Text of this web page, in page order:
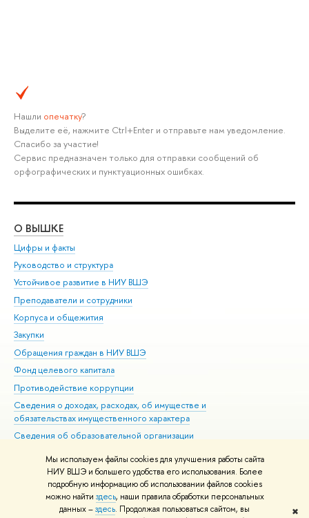
Мы используем файлы cookies для улучшения работы сайта
НИУ ВШЭ и большего удобства его использования. Более
подробную информацию об использовании файлов cookies
можно найти здесь, наши правила обработки персональных
данных –здесь. Продолжая пользоваться сайтом, вы
✖
Нашли опечатку?
Выделите её, нажмите Ctrl+Enter и отправьте нам уведомление.
Спасибо за участие!
Сервис предназначен только для отправки сообщений об
орфографических и пунктуационных ошибках.
О ВЫШКЕ
Цифры и факты
Руководство и структура
Устойчивое развитие в НИУ ВШЭ
Преподаватели и сотрудники
Корпуса и общежития
Закупки
Обращения граждан в НИУ ВШЭ
Фонд целевого капитала
Противодействие коррупции
Сведения о доходах, расходах, об имуществе и
обязательствах имущественного характера
Сведения об образовательной организации
Людям с ограниченными возможностями здоровья
Единая платежная страница
Работа в Вышке